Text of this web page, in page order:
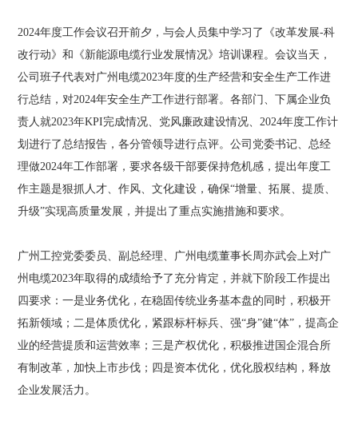
2024年度工作会议召开前夕，与会人员集中学习了《改革发展-科
改行动》和《新能源电缆行业发展情况》培训课程。会议当天，
公司班子代表对广州电缆2023年度的生产经营和安全生产工作进
行总结，对2024年安全生产工作进行部署。各部门、下属企业负
责人就2023年KPI完成情况、党风廉政建设情况、2024年度工作计
划进行了总结报告，各分管领导进行点评。公司党委书记、总经
理做2024年工作部署，要求各级干部要保持危机感，提出年度工
作主题是狠抓人才、作风、文化建设，确保“增量、拓展、提质、
升级”实现高质量发展，并提出了重点实施措施和要求。
广州工控党委委员、副总经理、广州电缆董事长周亦武会上对广
州电缆2023年取得的成绩给予了充分肯定，并就下阶段工作提出
四要求：一是业务优化，在稳固传统业务基本盘的同时，积极开
拓新领域；二是体质优化，紧跟标杆标兵、强“身”健“体”，提高企
业的经营提质和运营效率；三是产权优化，积极推进国企混合所
有制改革，加快上市步伐；四是资本优化，优化股权结构，释放
企业发展活力。